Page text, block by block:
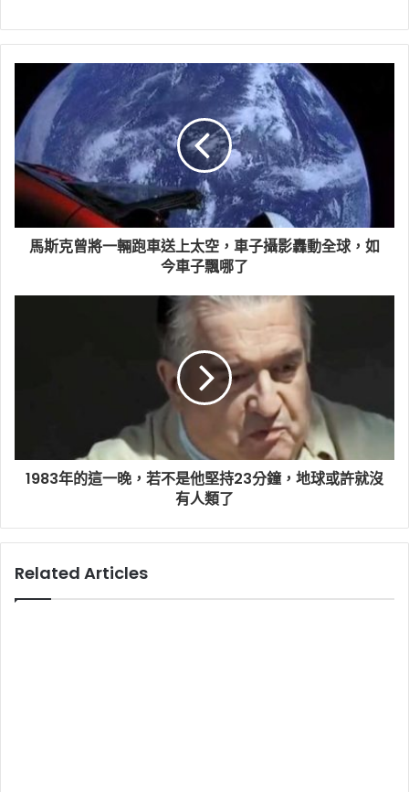
馬斯克曾將一輛跑車送上太空，車子攝影轟動全球，如
今車子飄哪了
1983年的這一晚，若不是他堅持23分鐘，地球或許就沒
有人類了
Related Articles